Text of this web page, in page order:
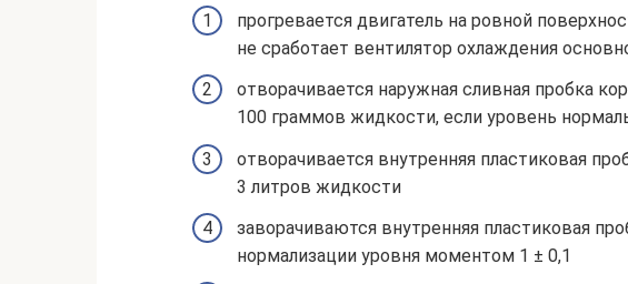
прогревается двигатель на ровной
не сработает вентилятор охлаждения
отворачивается наружная сливная пробка
100 граммов жидкости, если уровень
отворачивается внутренняя пластиковая
3 литров жидкости
заворачиваются внутренняя пластиковая
нормализации уровня моментом 1 ± 0,1